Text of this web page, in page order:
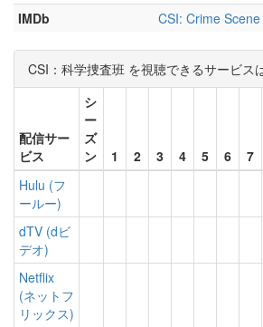
IMDb
CSI: Crime
CSI：科学捜査班 を視聴できるサービス
配信サー
ビス
シ
ー
ズ
ン
1 2 3 4 5 6 7
Hulu (フ
ールー)
dTV (dビ
デオ)
Netflix
(ネットフ
リックス)